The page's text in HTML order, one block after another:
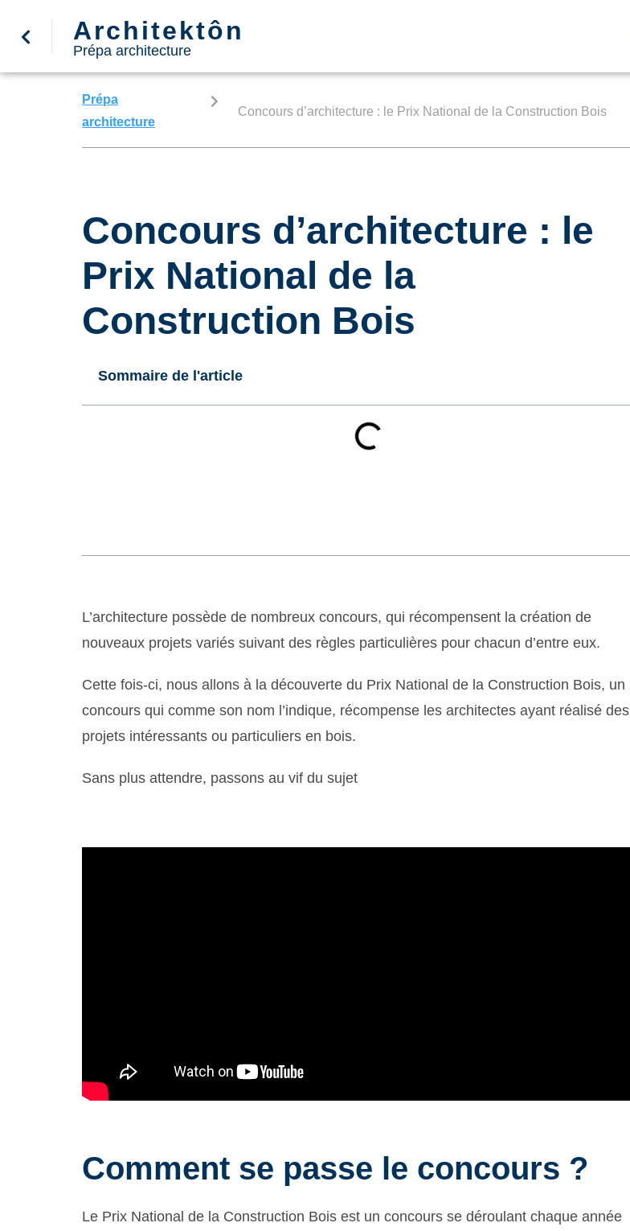
Architektôn
Prépa architecture
Prépa
architecture
Concours d’architecture : le Prix National de la Construction Bois
Concours d’architecture : le
Prix National de la
Construction Bois
Sommaire de l'article
L’architecture possède de nombreux concours, qui récompensent la création de
nouveaux projets variés suivant des règles particulières pour chacun d’entre eux.
Cette fois-ci, nous allons à la découverte du Prix National de la Construction Bois, un
concours qui comme son nom l’indique, récompense les architectes ayant réalisé des
projets intéressants ou particuliers en bois.
Sans plus attendre, passons au vif du sujet
Comment se passe le concours ?
Le Prix National de la Construction Bois est un concours se déroulant chaque année